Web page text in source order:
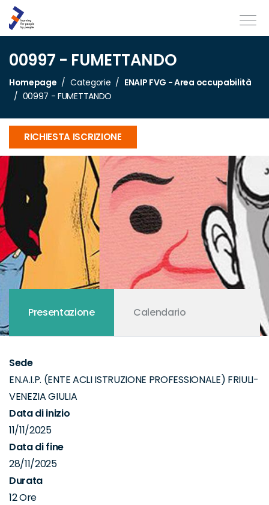
00997 - FUMETTANDO
Homepage Categorie
ENAIP FVG - Area occupabilità
00997 - FUMETTANDO
RICHIESTA ISCRIZIONE
Presentazione Calendario
Sede
EN.A.I.P. (ENTE ACLI ISTRUZIONE PROFESSIONALE) FRIULI-
VENEZIA GIULIA
Data di inizio
11/11/2025
Data di fine
28/11/2025
Durata
12 Ore